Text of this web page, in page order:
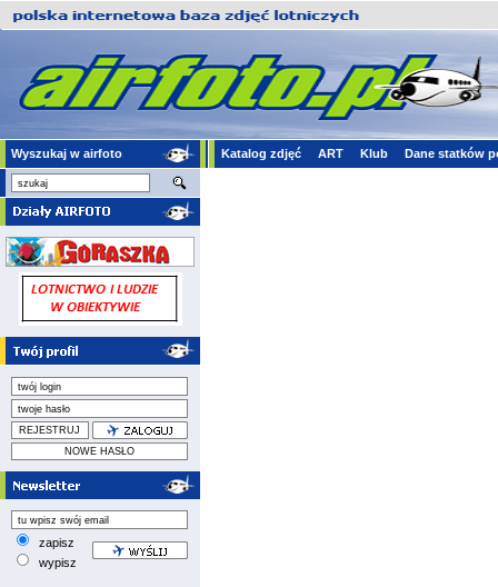
Wyszukaj w airfoto Katalog zdjęć ART Klub Dane statków
zapisz
wypisz